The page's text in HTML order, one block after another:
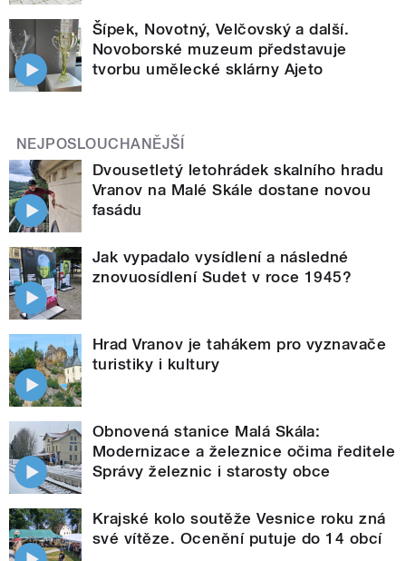
Šípek, Novotný, Velčovský a další.
Novoborské muzeum představuje
tvorbu umělecké sklárny Ajeto
NEJPOSLOUCHANĚJŠÍ
Dvousetletý letohrádek skalního hradu
Vranov na Malé Skále dostane novou
fasádu
Jak vypadalo vysídlení a následné
znovuosídlení Sudet v roce 1945?
Hrad Vranov je tahákem pro vyznavače
turistiky i kultury
Obnovená stanice Malá Skála:
Modernizace a železnice očima ředitele
Správy železnic i starosty obce
Krajské kolo soutěže Vesnice roku zná
své vítěze. Ocenění putuje do 14 obcí